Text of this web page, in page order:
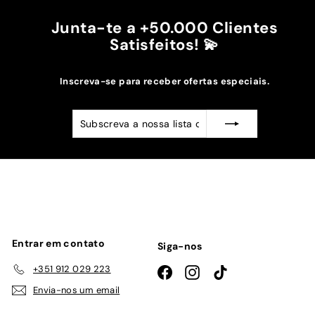
0
€
1
,
0
Junta-te a +50.000 Clientes
Satisfeitos! 💫
Inscreva-se para receber ofertas especiais.
Subscreva
a
Subscrever
Entrar em contato
+351 912 029 223
Envia-nos um email
Siga-nos
FacebookInstagramTikTok